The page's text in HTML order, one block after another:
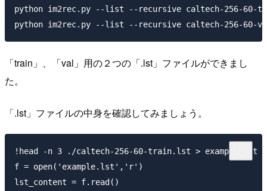
python im2rec.py --list --recursive caltech-256-60-
「train」、「val」用の２つの「.lst」ファイルができまし
た。
「.lst」ファイルの中身を確認してみましょう。
!head -n 3 ./caltech-256-60-train.lst > example.lst
f = open('example.lst','r')
lst_content = f.read()